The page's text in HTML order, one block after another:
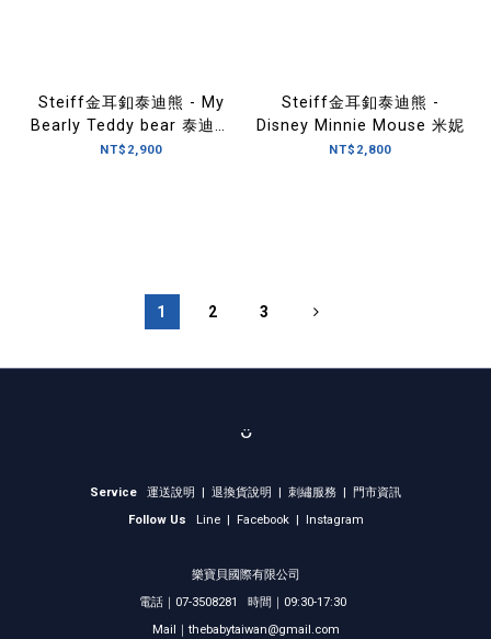
Steiff金耳釦泰迪熊 - My
Bearly Teddy bear 泰迪熊
(大)
NT$2,900
Steiff金耳釦泰迪熊 -
Disney Minnie Mouse 米妮
NT$2,800
1 2 3
ᴗ̈
Service 運送說明 退換貨說明 刺繡服務
門市資訊
Follow Us
Line| Facebook| Instagram
樂寶貝國際有限公司
電話｜07-3508281 時間｜09:30-17:30
Mail｜thebabytaiwan@gmail.com